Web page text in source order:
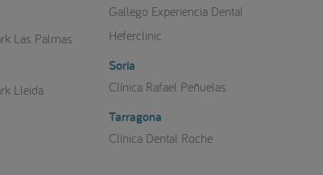
Las Palmas
Lleida
Gallego Experiencia Dental
Heferclinic
Soria
Clínica Rafael Peñuelas
Tarragona
Clínica Dental Roche